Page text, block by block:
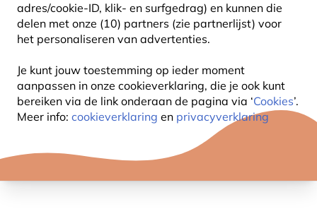
adres/cookie-ID, klik- en surfgedrag) en kunnen die
delen met onze (10) partners (zie partnerlijst) voor
het personaliseren van advertenties.
Je kunt jouw toestemming op ieder moment
aanpassen in onze cookieverklaring, die je ook kunt
bereiken via de link onderaan de pagina via ‘Cookies’.
Meer info: cookieverklaring en privacyverklaring